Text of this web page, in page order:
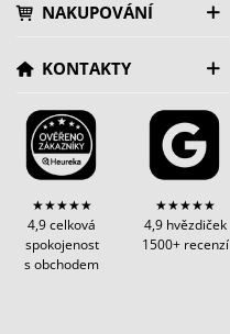
NAKUPOVÁNÍ
KONTAKTY
★★★★★
4,9 celková
spokojenost
s obchodem
★★★★★
4,9 hvězdiček
1500+ recenzí